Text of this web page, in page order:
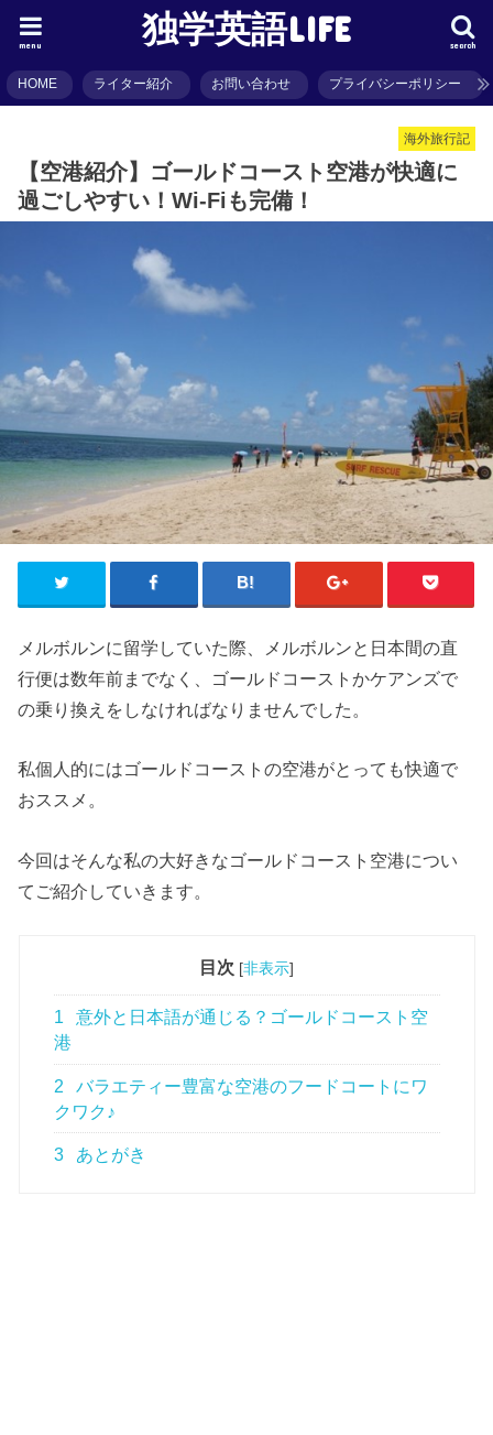
独学英語LIFE search
menu
HOME ライター紹介 お問い合わせ プライバシーポリシー
海外旅行記
【空港紹介】ゴールドコースト空港が快適に
過ごしやすい！Wi-Fiも完備！
メルボルンに留学していた際、メルボルンと日本間の直
行便は数年前までなく、ゴールドコーストかケアンズで
の乗り換えをしなければなりませんでした。
私個人的にはゴールドコーストの空港がとっても快適で
おススメ。
今回はそんな私の大好きなゴールドコースト空港につい
てご紹介していきます。
目次 [非表示]
1
意外と日本語が通じる？ゴールドコースト空
港
2
バラエティー豊富な空港のフードコートにワ
クワク♪
3 あとがき